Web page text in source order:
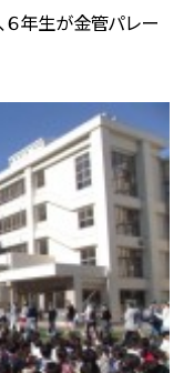
６年生が金管パレー